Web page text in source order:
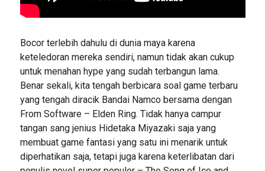
Bocor terlebih dahulu di dunia maya karena
keteledoran mereka sendiri, namun tidak akan cukup
untuk menahan hype yang sudah terbangun lama.
Benar sekali, kita tengah berbicara soal game terbaru
yang tengah diracik Bandai Namco bersama dengan
From Software – Elden Ring. Tidak hanya campur
tangan sang jenius Hidetaka Miyazaki saja yang
membuat game fantasi yang satu ini menarik untuk
diperhatikan saja, tetapi juga karena keterlibatan dari